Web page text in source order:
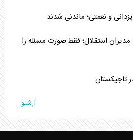
و نعمتی؛ ماندنی شدند
استقلال؛ فقط صورت مسئله را
تاجیکستان
آرشیو...